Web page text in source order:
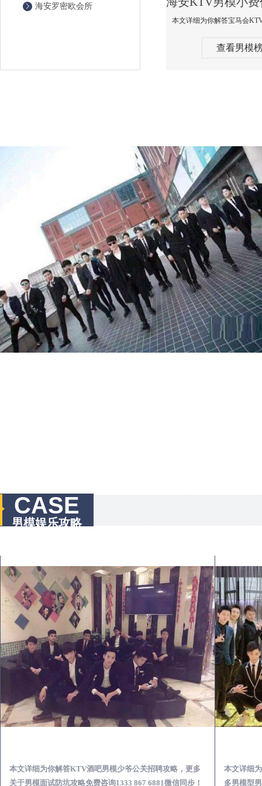
海安罗密欧会所
查看男模
CASE
男模娱乐攻略
本文详细为你解答KTV酒吧男模少爷公关招聘攻略，更多
关于男模面试防坑攻略免费咨询1333 867 6881微信同步！
本文详细
多男模型